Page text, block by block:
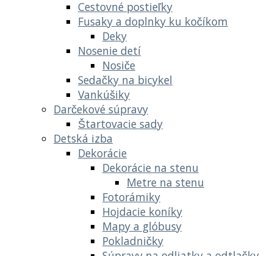
Cestovné postieľky
Fusaky a doplnky ku kočíkom
Deky
Nosenie detí
Nosiče
Sedačky na bicykel
Vankúšiky
Darčekové súpravy
Štartovacie sady
Detská izba
Dekorácie
Dekorácie na stenu
Metre na stenu
Fotorámiky
Hojdacie koníky
Mapy a glóbusy
Pokladničky